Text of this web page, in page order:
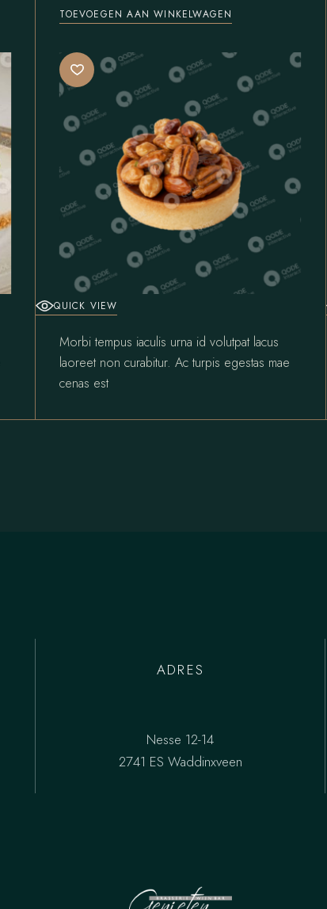
TOEVOEGEN AAN WINKELWAGEN
QUICK VIEW
Morbi tempus iaculis urna id volutpat lacus
laoreet non curabitur. Ac turpis egestas mae
cenas est
ADRES
Nesse 12-14
2741 ES Waddinxveen